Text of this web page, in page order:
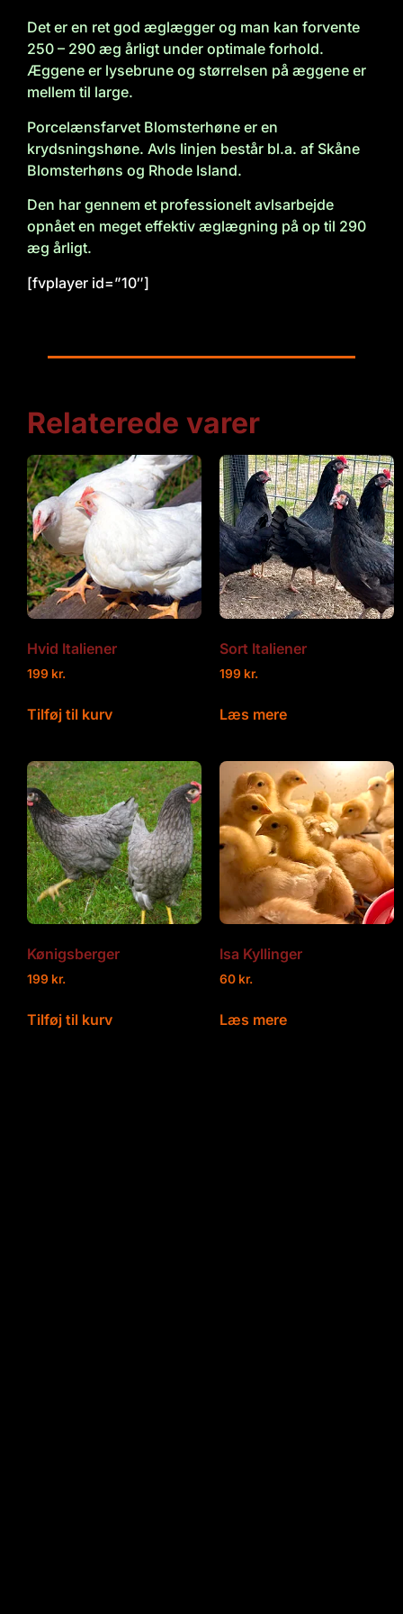
Det er en ret god æglægger og man kan forvente
250 – 290 æg årligt under optimale forhold.
Æggene er lysebrune og størrelsen på æggene er
mellem til large.
Porcelænsfarvet Blomsterhøne er en
krydsningshøne. Avls linjen består bl.a. af Skåne
Blomsterhøns og Rhode Island.
Den har gennem et professionelt avlsarbejde
opnået en meget effektiv æglægning på op til 290
æg årligt.
[fvplayer id=”10″]
Relaterede varer
Hvid Italiener
199 kr.
Tilføj til kurv
Sort Italiener
199 kr.
Læs mere
Kønigsberger
199 kr.
Tilføj til kurv
Isa Kyllinger
60 kr.
Læs mere